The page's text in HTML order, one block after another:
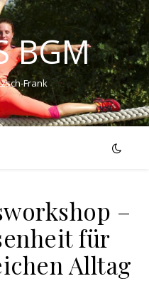
BGM
Frank
–
für
Alltag